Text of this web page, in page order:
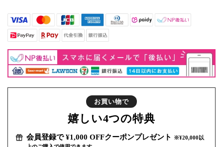
お買い物で
嬉しい4つの特典
会員登録で ¥1,000 OFFクーポンプレゼント
※¥20,000以